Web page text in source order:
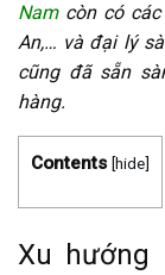
Namcòn có các
An,… và đại lý
cũng đã sẵn
hàng.
Contents [hide]
Xu hướng